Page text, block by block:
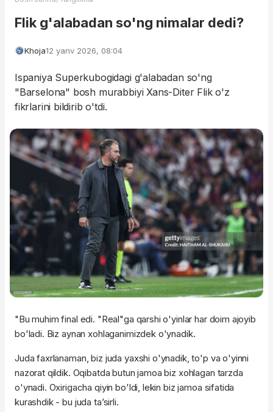
Flik g'alabadan so'ng nimalar dedi?
Khoja12 yanv 2026, 08:04
Ispaniya Superkubogidagi g'alabadan so'ng
"Barselona" bosh murabbiyi Xans-Diter Flik o'z
fikrlarini bildirib o'tdi.
"Bu muhim final edi. "Real"ga qarshi o'yinlar har doim ajoyib
bo'ladi. Biz aynan xohlaganimizdek o'ynadik.
Juda faxrlanaman, biz juda yaxshi o'ynadik, to'p va o'yinni
nazorat qildik. Oqibatda butun jamoa biz xohlagan tarzda
o'ynadi. Oxirigacha qiyin bo'ldi, lekin biz jamoa sifatida
kurashdik - bu juda ta’sirli.